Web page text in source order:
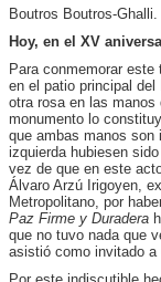
Boutros Boutros-Ghalli.
Hoy, en el XV
Para conmemorar
en el patio principal
otra rosa en las
monumento lo
que ambas manos
izquierda hubiesen
vez de que en este
Álvaro Arzú Irigoyen,
Metropolitano, por
Paz Firme y Duradera
que no tuvo nada que
asistió como invitado a